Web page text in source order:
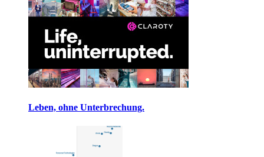
Leben, ohne Unterbrechung.